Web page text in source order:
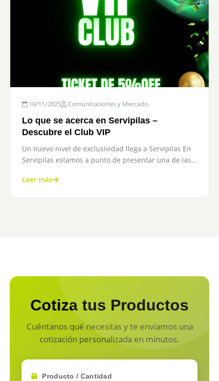
10/11/2025 Comunicaciones y Mercado
Lo que se acerca en Servipilas –
Descubre el Club VIP
Un nuevo nivel de exclusividad llega a Servipilas En
Servipilas estamos a punto de presentar una de las…
Leer más
Cotiza tus Productos
Cuéntanos qué necesitas y te enviamos una
cotización personalizada en minutos.
Producto / Cantidad